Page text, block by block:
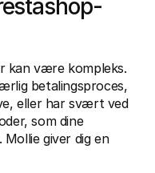
kan være kompleks.
betalingsproces,
eller har svært ved
som dine
giver dig en